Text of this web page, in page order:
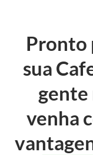
Pronto
sua
gente
venha